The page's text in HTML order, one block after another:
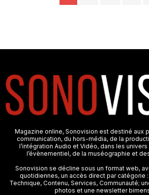
Magazine online, Sonovision est destiné aux
communication, du hors-média, de la
l’intégration Audio et Vidéo, dans les univers
l’évènementiel, de la muséographie et
Sonovision se décline sous un format web,
quotidiennes, un accès direct par catégorie
Technique, Contenu, Services, Communauté;
photos et une newsletter